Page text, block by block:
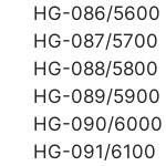
HG-086/5600
HG-087/5700
HG-088/5800
HG-089/5900
HG-090/6000
HG-091/6100